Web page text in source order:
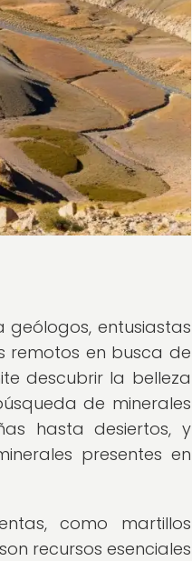
entusiastas
remotos en busca de
descubrir la belleza
de minerales
hasta desiertos, y
presentes en
como martillos
recursos esenciales